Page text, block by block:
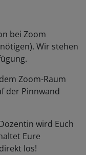
bei Zoom
Wir stehen
Zoom-Raum
der Pinnwand
wird Euch
Eure
los!